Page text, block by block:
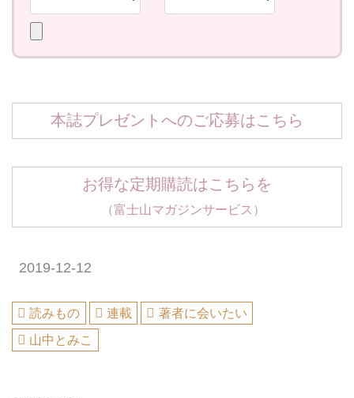
本誌プレゼントへのご応募はこちら
お得な定期購読はこちらを
（富士山マガジンサービス）
2019-12-12
読みもの 連載
著者に会いたい
山中とみこ